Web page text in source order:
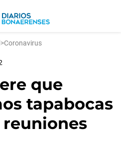
>Coronavirus
que
tapabocas